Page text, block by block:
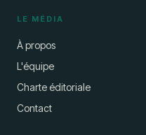
LE MÉDIA
À propos
L'équipe
Charte éditoriale
Contact